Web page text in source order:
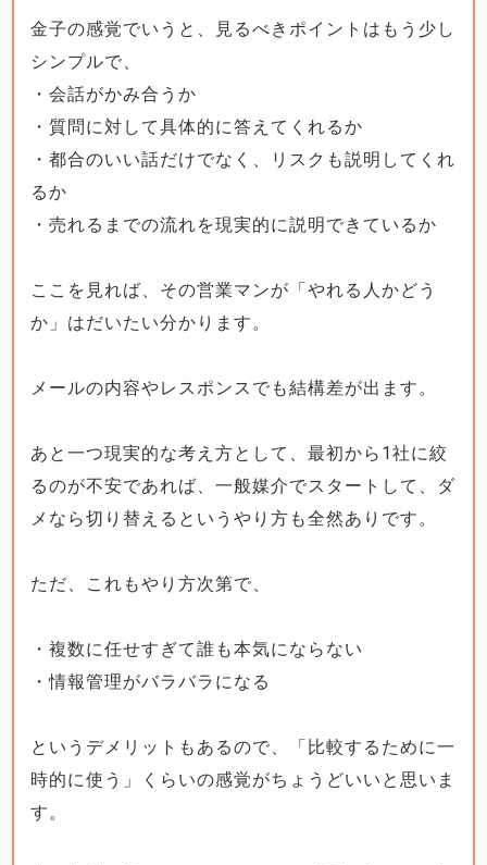
金子の感覚でいうと、見るべきポイントはもう少し
シンプルで、
・会話がかみ合うか
・質問に対して具体的に答えてくれるか
・都合のいい話だけでなく、リスクも説明してくれ
るか
・売れるまでの流れを現実的に説明できているか
ここを見れば、その営業マンが「やれる人かどう
か」はだいたい分かります。
メールの内容やレスポンスでも結構差が出ます。
あと一つ現実的な考え方として、最初から1社に絞
るのが不安であれば、一般媒介でスタートして、ダ
メなら切り替えるというやり方も全然ありです。
ただ、これもやり方次第で、
・複数に任せすぎて誰も本気にならない
・情報管理がバラバラになる
というデメリットもあるので、「比較するために一
時的に使う」くらいの感覚がちょうどいいと思いま
す。